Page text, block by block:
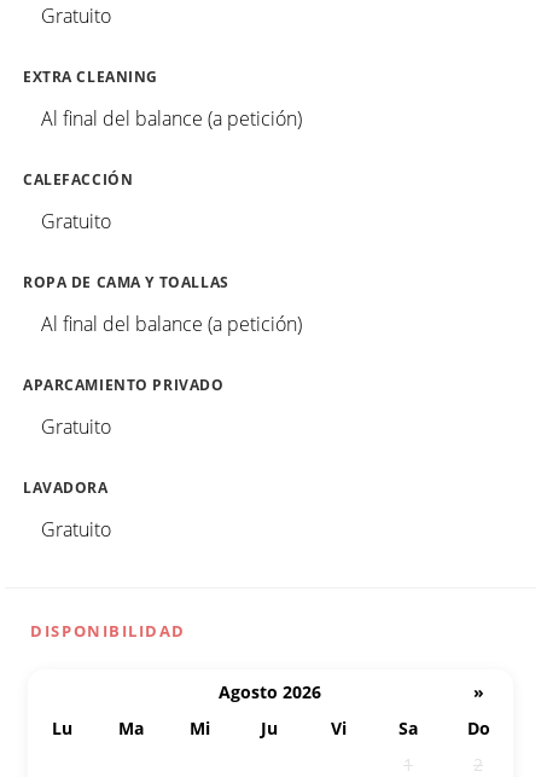
Gratuito
EXTRA CLEANING
Al final del balance (a petición)
CALEFACCIÓN
Gratuito
ROPA DE CAMA Y TOALLAS
Al final del balance (a petición)
APARCAMIENTO PRIVADO
Gratuito
LAVADORA
Gratuito
DISPONIBILIDAD
Agosto 2026
»
Lu
Ma Mi Ju Vi Sa
Do
1
2